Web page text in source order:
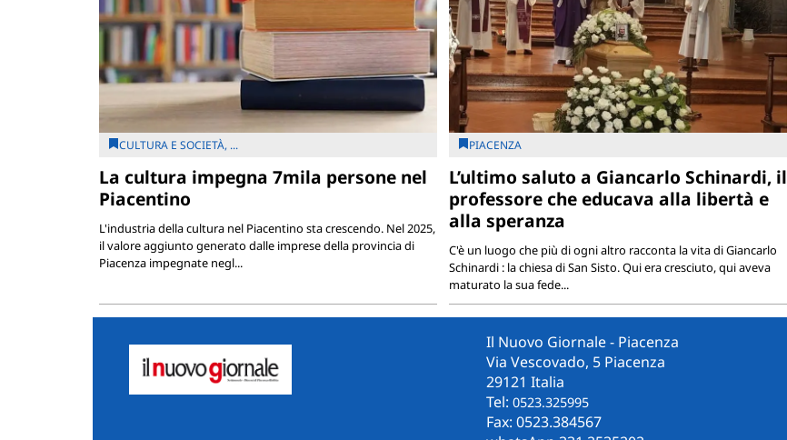
CULTURA E SOCIETÀ, ...
La cultura impegna 7mila persone nel
Piacentino
L'industria della cultura nel Piacentino sta crescendo. Nel 2025,
il valore aggiunto generato dalle imprese della provincia di
Piacenza impegnate negl...
PIACENZA
L’ultimo saluto a Giancarlo Schinardi, il
professore che educava alla libertà e
alla speranza
C'è un luogo che più di ogni altro racconta la vita di Giancarlo
Schinardi : la chiesa di San Sisto. Qui era cresciuto, qui aveva
maturato la sua fede...
Il Nuovo Giornale - Piacenza
Via Vescovado, 5 Piacenza
29121 Italia
Tel:0523.325995
Fax: 0523.384567